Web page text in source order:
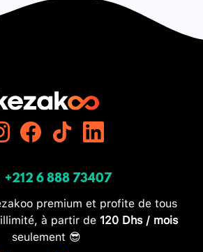
+212 6 888 73407
premium et profite de tous
à partir de 120 Dhs / mois
seulement 😎